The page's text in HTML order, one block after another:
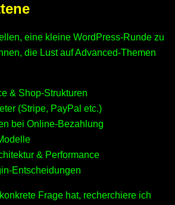
eine kleine WordPress-Runde zu
die Lust auf Advanced-Themen
& Shop-Strukturen
(Stripe, PayPal etc.)
bei Online-Bezahlung
& Performance
Entscheidungen
Frage hat, recherchiere ich